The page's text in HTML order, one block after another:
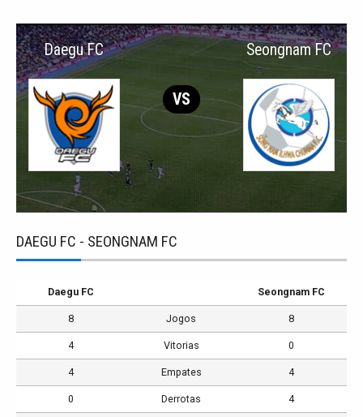
Daegu FC Seongnam FC
VS
DAEGU FC - SEONGNAM FC
Daegu FC Seongnam FC
8 Jogos 8
4 Vitorias 0
4 Empates 4
0 Derrotas 4